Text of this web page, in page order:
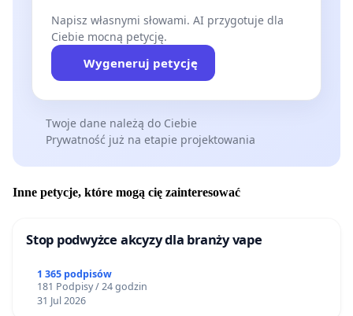
Napisz własnymi słowami. AI przygotuje dla
Ciebie mocną petycję.
Wygeneruj petycję
Twoje dane należą do Ciebie
Prywatność już na etapie projektowania
Inne petycje, które mogą cię zainteresować
Stop podwyżce akcyzy dla branży vape
1 365 podpisów
181 Podpisy / 24 godzin
31 Jul 2026